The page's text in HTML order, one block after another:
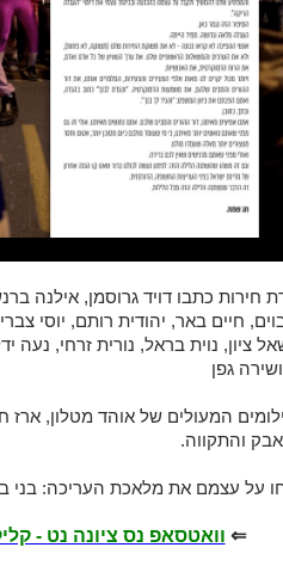
חירות כתבו דויד גרוסמן, אילנה
חיים באר, יהודית רותם, יוסי
ציון, נוית בראל, נורית זרחי, נעה
גפן
והתקווה.
על עצמם את מלאכת העריכה: בני
⇐ וואטסאפ נס ציונה נט -